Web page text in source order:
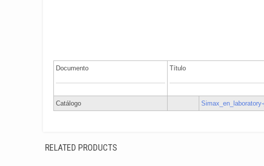
Documento Título
Catálogo
RELATED PRODUCTS